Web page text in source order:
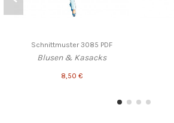
Schnittmuster 3085 PDF
Blusen & Kasacks
8,50 €